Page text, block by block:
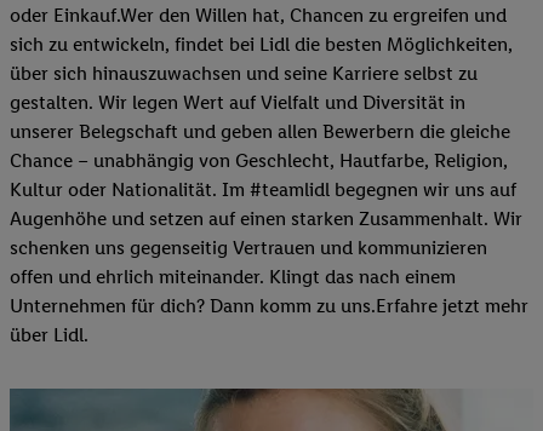
oder Einkauf.Wer den Willen hat, Chancen zu ergreifen und
sich zu entwickeln, findet bei Lidl die besten Möglichkeiten,
über sich hinauszuwachsen und seine Karriere selbst zu
gestalten. Wir legen Wert auf Vielfalt und Diversität in
unserer Belegschaft und geben allen Bewerbern die gleiche
Chance – unabhängig von Geschlecht, Hautfarbe, Religion,
Kultur oder Nationalität. Im #teamlidl begegnen wir uns auf
Augenhöhe und setzen auf einen starken Zusammenhalt. Wir
schenken uns gegenseitig Vertrauen und kommunizieren
offen und ehrlich miteinander. Klingt das nach einem
Unternehmen für dich? Dann komm zu uns.​Erfahre jetzt mehr
über Lidl.